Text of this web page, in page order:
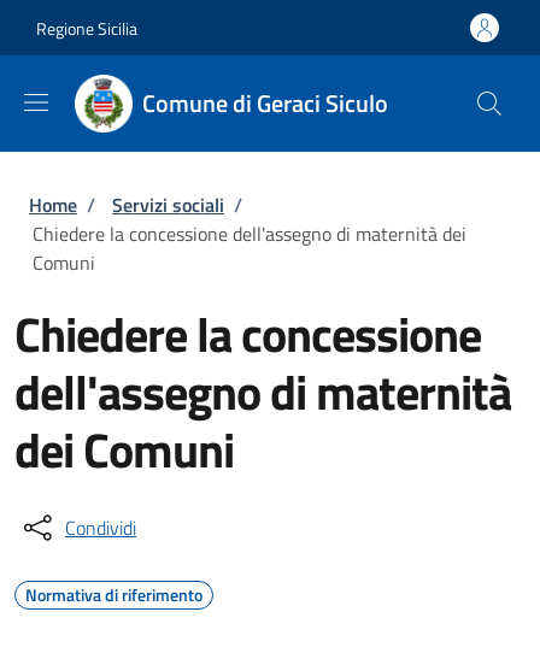
Regione Sicilia
Comune di Geraci Siculo
Briciole di pane
Home / Servizi sociali /
Chiedere la concessione dell'assegno di maternità dei
Comuni
Chiedere la concessione
dell'assegno di maternità
dei Comuni
Condividi
Normativa di riferimento